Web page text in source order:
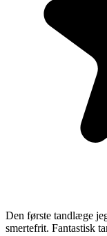
Den første tandlæge
smertefrit. Fantastisk